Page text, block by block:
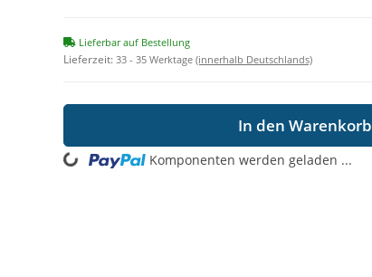
Lieferbar auf Bestellung
Lieferzeit: 33 - 35 Werktage (innerhalb Deutschlands)
In den Warenkorb
Loading... Komponenten werden geladen ...